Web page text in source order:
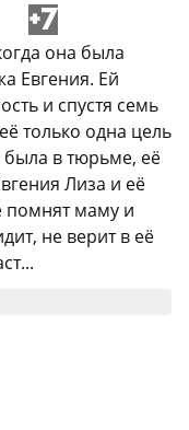
+7
она была
Евгения. Ей
и спустя семь
только одна цель
была в тюрьме, её
Лиза и её
помнят маму и
не верит в её